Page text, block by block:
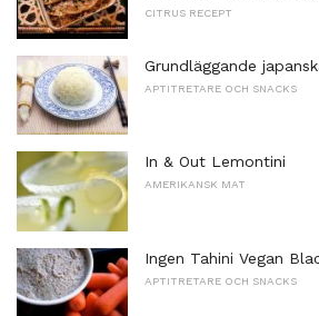
CITRUS RECEPT
Grundläggande
APTITRETARE OCH SNACKS
In & Out Lemontini
AMERIKANSK MAT
Ingen Tahini Vegan
APTITRETARE OCH SNACKS